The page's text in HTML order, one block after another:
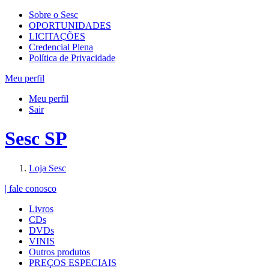
Sobre o Sesc
OPORTUNIDADES
LICITAÇÕES
Credencial Plena
Política de Privacidade
Meu perfil
Meu perfil
Sair
Sesc SP
Loja Sesc
| fale conosco
Livros
CDs
DVDs
VINIS
Outros produtos
PREÇOS ESPECIAIS